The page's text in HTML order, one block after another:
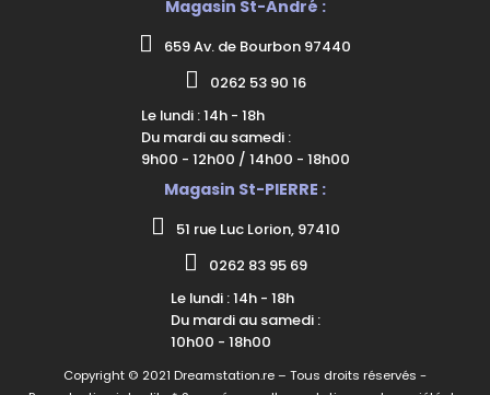
Magasin St-André :
659 Av. de Bourbon 97440
0262 53 90 16
Le lundi : 14h - 18h
Du mardi au samedi :
9h00 - 12h00 / 14h00 - 18h00
Magasin St-PIERRE :
51 rue Luc Lorion, 97410
0262 83 95 69
Le lundi : 14h - 18h
Du mardi au samedi :
10h00 - 18h00
Copyright © 2021 Dreamstation.re – Tous droits réservés -